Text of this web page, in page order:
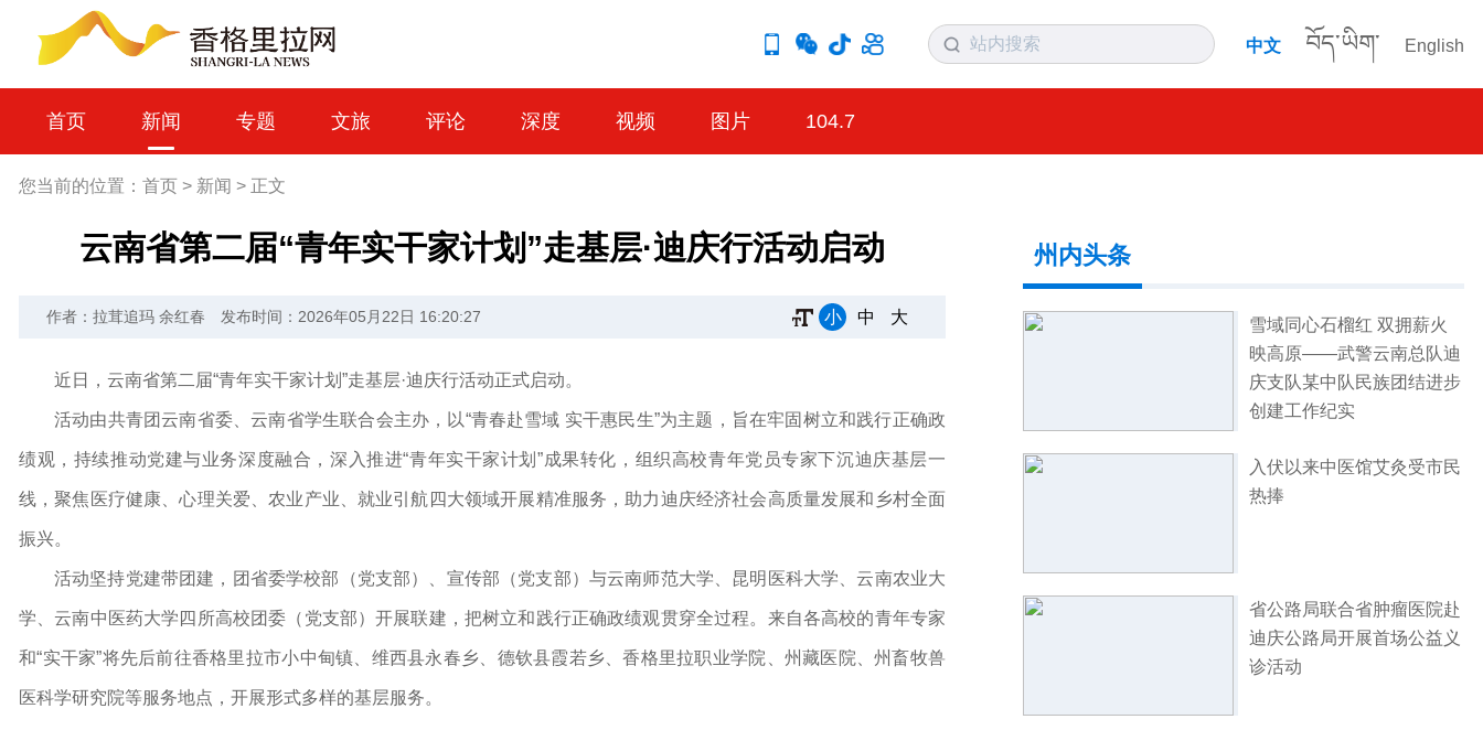
中文 བོད་ཡིག་ English
首页 新闻 专题 文旅 评论 深度 视频 图片 104.7
您当前的位置： 首页 > 新闻 > 正文
云南省第二届“青年实干家计划”走基层·迪庆行活动启动
作者：拉茸追玛 余红春 发布时间：2026年05月22日 16:20:27 小 中 大
近日，云南省第二届“青年实干家计划”走基层·迪庆行活动正式启动。
活动由共青团云南省委、云南省学生联合会主办，以“青春赴雪域 实干惠民生”为主题，旨在牢固树立和践行正确政
绩观，持续推动党建与业务深度融合，深入推进“青年实干家计划”成果转化，组织高校青年党员专家下沉迪庆基层一
线，聚焦医疗健康、心理关爱、农业产业、就业引航四大领域开展精准服务，助力迪庆经济社会高质量发展和乡村全面
振兴。
活动坚持党建带团建，团省委学校部（党支部）、宣传部（党支部）与云南师范大学、昆明医科大学、云南农业大
学、云南中医药大学四所高校团委（党支部）开展联建，把树立和践行正确政绩观贯穿全过程。来自各高校的青年专家
和“实干家”将先后前往香格里拉市小中甸镇、维西县永春乡、德钦县霞若乡、香格里拉职业学院、州藏医院、州畜牧兽
医科学研究院等服务地点，开展形式多样的基层服务。
州内头条
雪域同心石榴红 双拥薪火
映高原——武警云南总队迪
庆支队某中队民族团结进步
创建工作纪实
入伏以来中医馆艾灸受市民
热捧
省公路局联合省肿瘤医院赴
迪庆公路局开展首场公益义
诊活动